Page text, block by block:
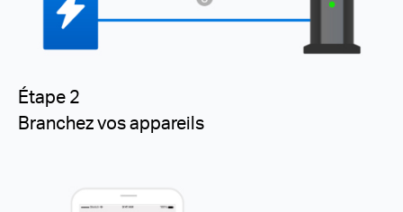
Étape 2
Branchez vos appareils